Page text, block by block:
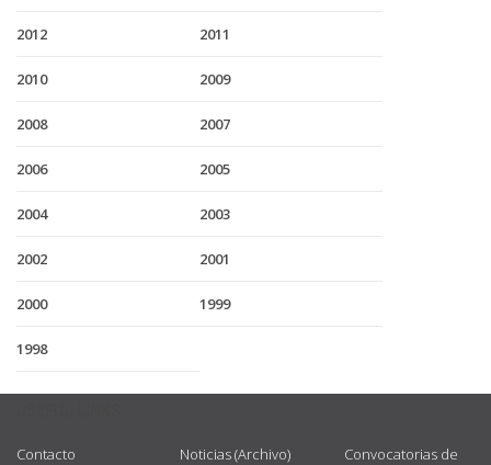
2012 2011
2010 2009
2008 2007
2006 2005
2004 2003
2002 2001
2000 1999
1998
Contacto
Noticias (Archivo)
Convocatorias de